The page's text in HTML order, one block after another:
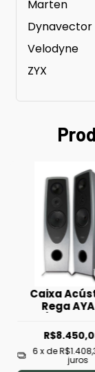
Marten
Dynavector
Velodyne
ZYX
Caixa
Rega
6x de
juros